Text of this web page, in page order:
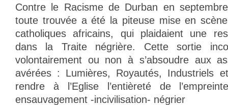
Contre le Racisme de Durban en
toute trouvée a été la piteuse mise en
catholiques africains, qui plaidaient une
dans la Traite négrière. Cette sortie
volontairement ou non à s’absoudre aux
avérées : Lumières, Royautés, Industriels
rendre à l’Eglise l’entièreté de
ensauvagement -incivilisation- négrier